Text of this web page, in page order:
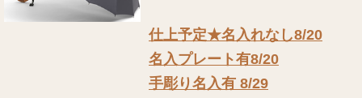
仕上予定★名入れなし8/20
名入プレート有8/20
手彫り名入有 8/29